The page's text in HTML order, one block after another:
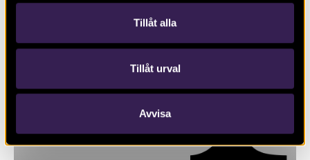
Tillåt alla
Tillåt urval
Avvisa